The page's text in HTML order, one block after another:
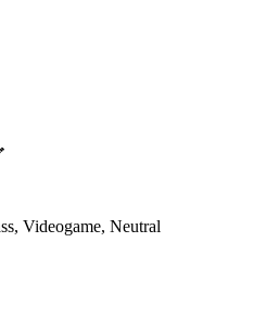
Videogame, Neutral